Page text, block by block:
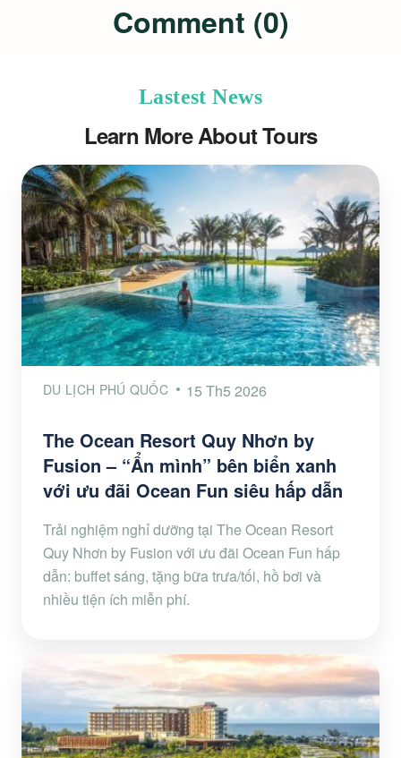
Comment (0)
Lastest News
Learn More About Tours
DU LỊCH PHÚ QUỐC 15 Th5 2026
The Ocean Resort Quy Nhơn by
Fusion – “Ẩn mình” bên biển xanh
với ưu đãi Ocean Fun siêu hấp dẫn
Trải nghiệm nghỉ dưỡng tại The Ocean Resort
Quy Nhơn by Fusion với ưu đãi Ocean Fun hấp
dẫn: buffet sáng, tặng bữa trưa/tối, hồ bơi và
nhiều tiện ích miễn phí.